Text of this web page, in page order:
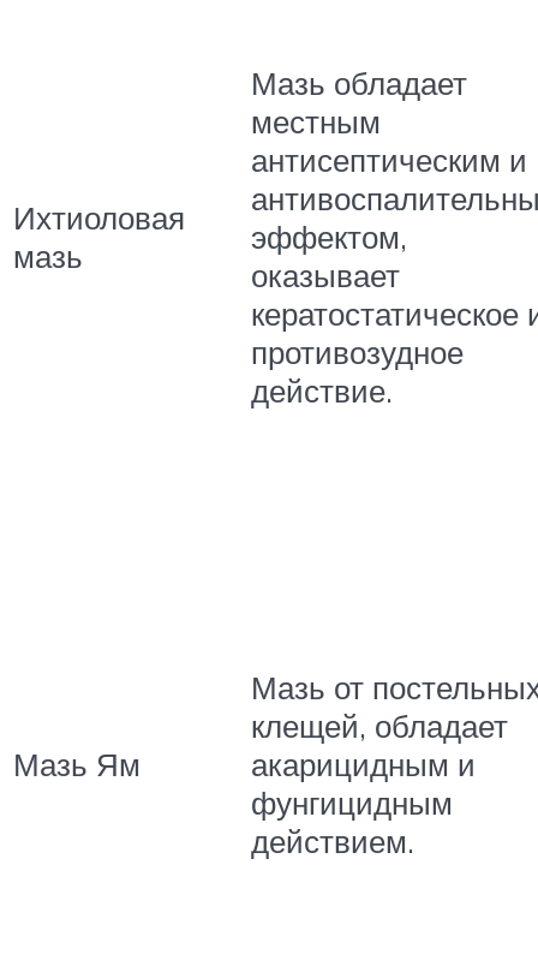
Ихтиоловая
мазь
Мазь обладает
местным
антисептическим и
эффектом,
оказывает
кератостатическое
противозудное
действие.
Мазь Ям
Мазь от
клещей, обладает
акарицидным и
фунгицидным
действием.